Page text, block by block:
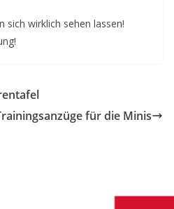
sich wirklich sehen lassen!
für die Minis